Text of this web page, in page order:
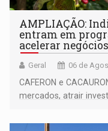
AMPLIAÇÃO:
entram em
acelerar negócios
Geral 06 de
CAFERON e
mercados, atrair